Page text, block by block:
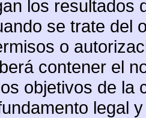
los resultados
se trate del
o
contener el
objetivos de la
legal